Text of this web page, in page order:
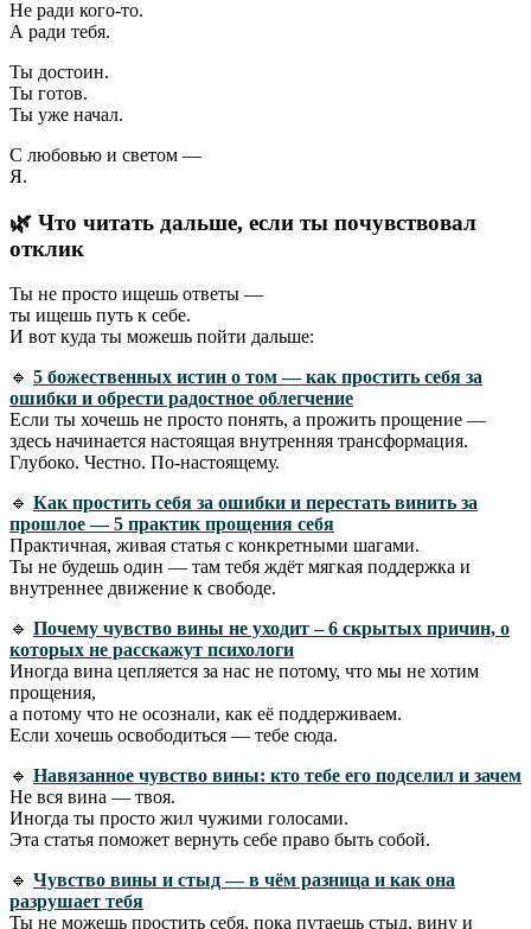
Не ради кого-то.
А ради тебя.
Ты достоин.
Ты готов.
Ты уже начал.
С любовью и светом —
Я.
🌿 Что читать дальше, если ты почувствовал
отклик
Ты не просто ищешь ответы —
ты ищешь путь к себе.
И вот куда ты можешь пойти дальше:
🔹 5 божественных истин о том — как простить себя за
ошибки и обрести радостное облегчение
Если ты хочешь не просто понять, а прожить прощение —
здесь начинается настоящая внутренняя трансформация.
Глубоко. Честно. По-настоящему.
🔹 Как простить себя за ошибки и перестать винить за
прошлое — 5 практик прощения себя
Практичная, живая статья с конкретными шагами.
Ты не будешь один — там тебя ждёт мягкая поддержка и
внутреннее движение к свободе.
🔹 Почему чувство вины не уходит – 6 скрытых причин, о
которых не расскажут психологи
Иногда вина цепляется за нас не потому, что мы не хотим
прощения,
а потому что не осознали, как её поддерживаем.
Если хочешь освободиться — тебе сюда.
🔹 Навязанное чувство вины: кто тебе его подселил и зачем
Не вся вина — твоя.
Иногда ты просто жил чужими голосами.
Эта статья поможет вернуть себе право быть собой.
🔹 Чувство вины и стыд — в чём разница и как она
разрушает тебя
Ты не можешь простить себя, пока путаешь стыд, вину и